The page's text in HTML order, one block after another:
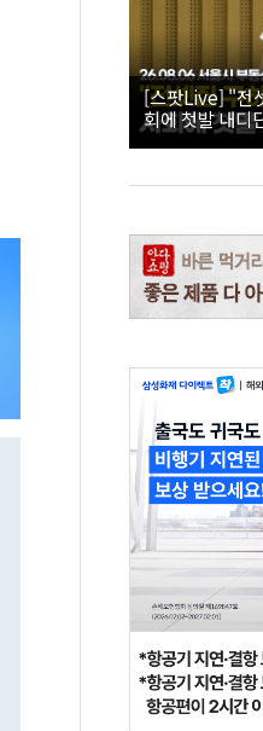
[스팟Live] "전
회에 첫발 내디
시 부동산 대토